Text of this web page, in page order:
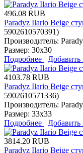
496.08 RUB
Paradyz Ilario Beige
5902610570391)
Производитель:
Размер: 30x30
Подробнее
4103.78 RUB
Paradyz Ilario Beige
5902610571336)
Производитель:
Размер: 33x33
Подробнее
3814.20 RUB
Paradyz Ilario Beige